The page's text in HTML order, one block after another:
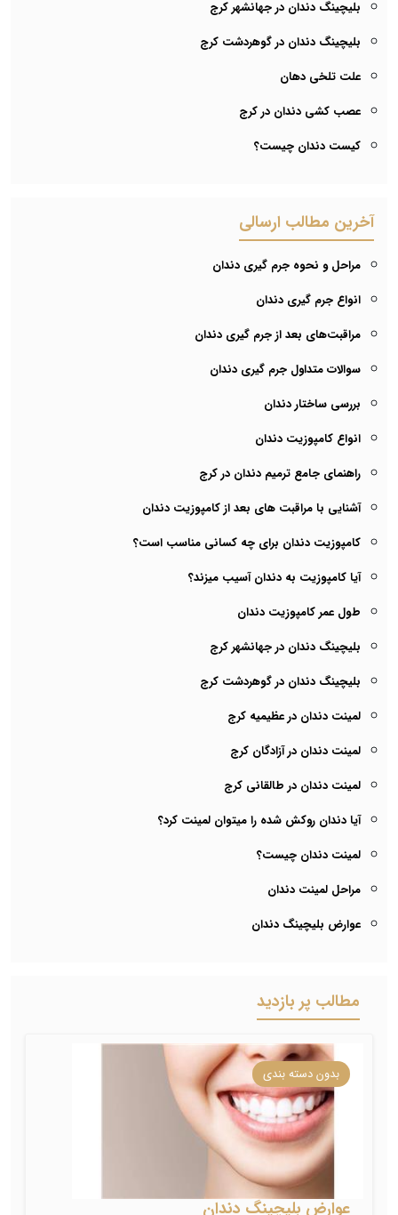
بلیچینگ دندان در جهانشهر کرج
بلیچینگ دندان در گوهردشت کرج
علت تلخی دهان
عصب کشی دندان در کرج
کیست دندان چیست؟
آخرین مطالب ارسالی
مراحل و نحوه جرم گیری دندان
انواع جرم گیری دندان
مراقبت‌های بعد از جرم گیری دندان
سوالات متداول جرم گیری دندان
بررسی ساختار دندان
انواع کامپوزیت دندان
راهنمای جامع ترمیم دندان در کرج
آشنایی با مراقبت های بعد از کامپوزیت دندان
کامپوزیت دندان برای چه کسانی مناسب است؟
آیا کامپوزیت به دندان آسیب میزند؟
طول عمر کامپوزیت دندان
بلیچینگ دندان در جهانشهر کرج
بلیچینگ دندان در گوهردشت کرج
لمینت دندان در عظیمیه کرج
لمینت دندان در آزادگان کرج
لمینت دندان در طالقانی کرج
آیا دندان روکش شده را میتوان لمینت کرد؟
لمینت دندان چیست؟
مراحل لمینت دندان
عوارض بلیچینگ دندان
مطالب پر بازدید
بدون دسته بندی
عوارض بلیچینگ دندان